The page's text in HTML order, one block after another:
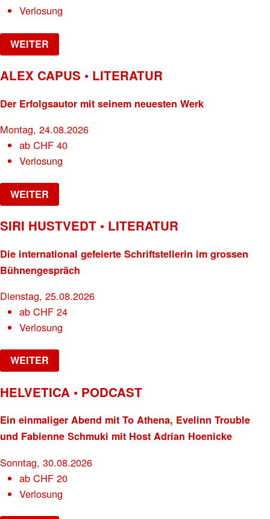
Verlosung
WEITER
ALEX CAPUS • LITERATUR
Der Erfolgsautor mit seinem neuesten Werk
Montag, 24.08.2026
abCHF 40
Verlosung
WEITER
SIRI HUSTVEDT • LITERATUR
Die international gefeierte Schriftstellerin im grossen
Bühnengespräch
Dienstag, 25.08.2026
abCHF 24
Verlosung
WEITER
HELVETICA • PODCAST
Ein einmaliger Abend mit To Athena, Evelinn Trouble
und Fabienne Schmuki mit Host Adrian Hoenicke
Sonntag, 30.08.2026
abCHF 20
Verlosung